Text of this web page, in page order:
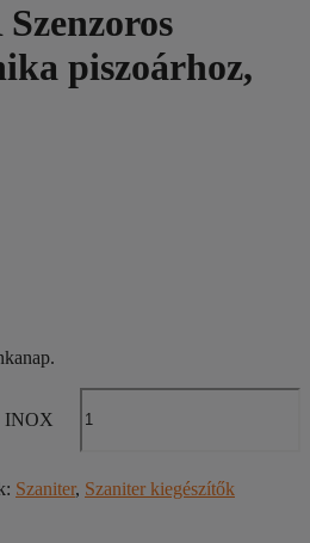
piszoárhoz,
INOX
Szaniter, Szaniter kiegészítők